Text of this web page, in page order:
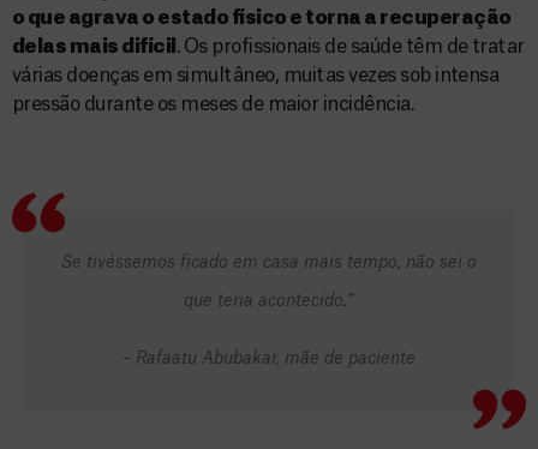
o que agrava o estado físico e torna a recuperação
delas mais difícil . Os profissionais de saúde têm de tratar
várias doenças em simultâneo, muitas vezes sob intensa
pressão durante os meses de maior incidência.
Se tivéssemos ficado em casa mais tempo, não sei o
que teria acontecido.”
– Rafaatu Abubakar, mãe de paciente